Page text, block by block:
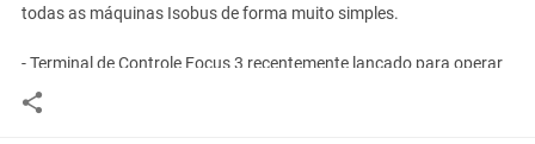
todas as máquinas Isobus de forma muito simples.
- Terminal de Controle Focus 3 recentemente lançado para operar
tipos específicos de implementos